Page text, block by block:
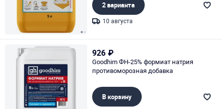
2 варианта
10 августа
926 ₽
Goodhim ФН-25% формиат натрия
противоморозная добавка
В корзину